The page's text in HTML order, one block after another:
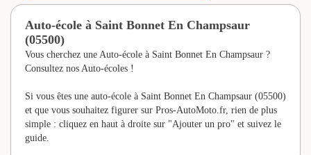
Auto-école à Saint Bonnet En
Champsaur (05500)
Champsaur ?
Consultez nos Auto-écoles !
Si vous êtes une auto-école à Saint Bonnet En